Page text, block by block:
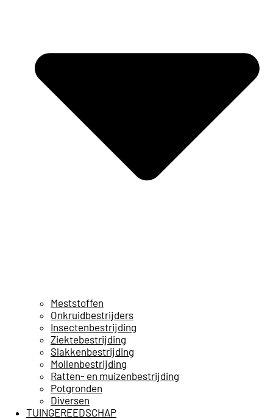
Meststoffen
Onkruidbestrijders
Insectenbestrijding
Ziektebestrijding
Slakkenbestrijding
Mollenbestrijding
Ratten- en muizenbestrijding
Potgronden
Diversen
TUINGEREEDSCHAP